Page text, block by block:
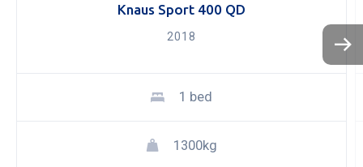
KOPEN
Knaus Sport 400 QD
2018
1 bed
1300kg